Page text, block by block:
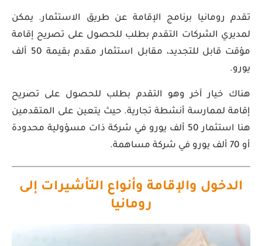
تقدم رومانيا برنامج الإقامة عن طريق الاستثمار. يمكن
لمديري الشركات التقدم بطلب للحصول على تصريح إقامة
مؤقت قابل للتجديد، مقابل استثمار مقدم بقيمة 50 ألف
يورو.
هناك خيار آخر وهو التقدم بطلب للحصول على تصريح
إقامة لممارسة أنشطة تجارية. حيث يتعين على المتقدمين
هنا استثمار 50 ألف يورو في شركة ذات مسؤولية محدودة
أو 70 ألف يورو في شركة مساهمة.
الدخول والإقامة وأنواع التأشيرات إلى
رومانيا